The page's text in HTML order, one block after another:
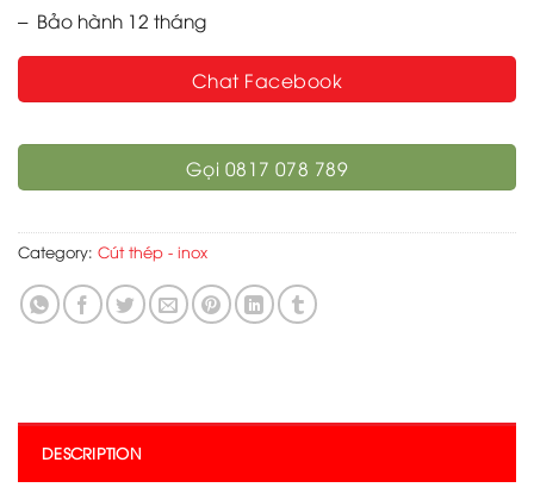
– Bảo hành 12 tháng
Chat Facebook
Gọi 0817 078 789
Category: Cút thép - inox
DESCRIPTION